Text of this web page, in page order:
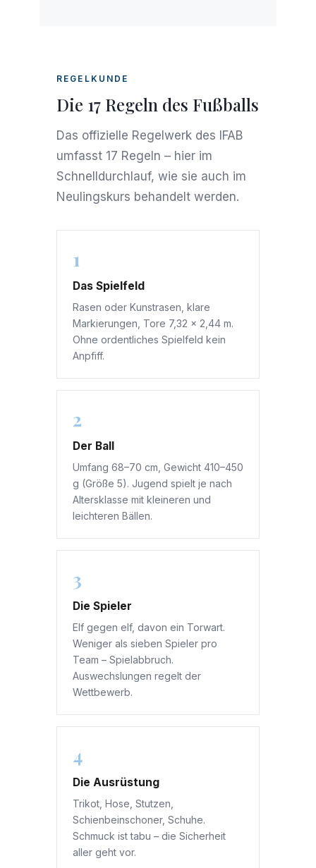
REGELKUNDE
Die 17 Regeln des Fußballs
Das offizielle Regelwerk des IFAB
umfasst 17 Regeln – hier im
Schnelldurchlauf, wie sie auch im
Neulingskurs behandelt werden.
1
Das Spielfeld
Rasen oder Kunstrasen, klare
Markierungen, Tore 7,32 × 2,44 m.
Ohne ordentliches Spielfeld kein
Anpfiff.
2
Der Ball
Umfang 68–70 cm, Gewicht 410–450
g (Größe 5). Jugend spielt je nach
Altersklasse mit kleineren und
leichteren Bällen.
3
Die Spieler
Elf gegen elf, davon ein Torwart.
Weniger als sieben Spieler pro
Team – Spielabbruch.
Auswechslungen regelt der
Wettbewerb.
4
Die Ausrüstung
Trikot, Hose, Stutzen,
Schienbeinschoner, Schuhe.
Schmuck ist tabu – die Sicherheit
aller geht vor.